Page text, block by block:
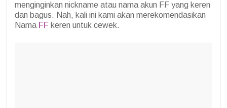
menginginkan nickname atau nama akun FF yang keren
dan bagus. Nah, kali ini kami akan merekomendasikan
Nama FF keren untuk cewek.